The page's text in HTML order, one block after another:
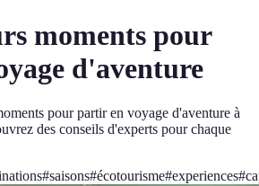
moments pour
d'aventure
pour partir en voyage d'aventure à
des conseils d'experts pour chaque
#saisons#écotourisme#experiences#